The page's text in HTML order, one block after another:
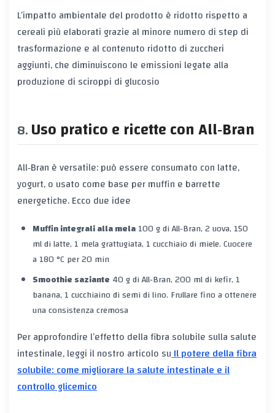
L’impatto ambientale del prodotto è ridotto rispetto a
cereali più elaborati grazie al minore numero di step di
trasformazione e al contenuto ridotto di zuccheri
aggiunti, che diminuiscono le emissioni legate alla
produzione di sciroppi di glucosio
Uso pratico e ricette con All‑Bran
All‑Bran è versatile: può essere consumato con latte,
yogurt, o usato come base per muffin e barrette
energetiche. Ecco due idee
Muffin integrali alla mela100 g di All‑Bran, 2 uova, 150
ml di latte, 1 mela grattugiata, 1 cucchiaio di miele. Cuocere
a 180 °C per 20 min
Smoothie saziante 40 g di All‑Bran, 200 ml di kefir, 1
banana, 1 cucchiaino di semi di lino. Frullare fino a ottenere
una consistenza cremosa
Per approfondire l’effetto della fibra solubile sulla salute
intestinale, leggi il nostro articolo suIl potere della fibra
solubile: come migliorare la salute intestinale e il
controllo glicemico